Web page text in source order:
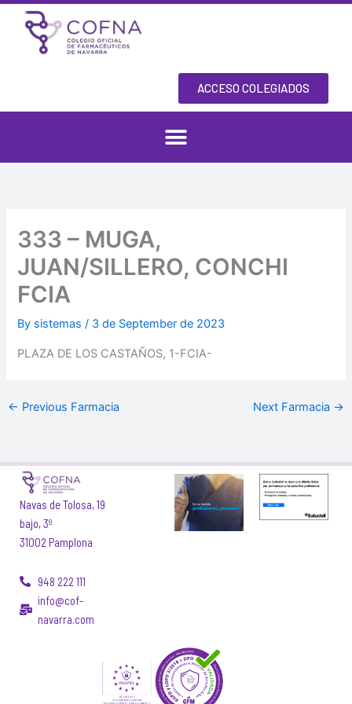
Skip
content
ACCESO COLEGIADOS
333 – MUGA,
JUAN/SILLERO, CONCHI
FCIA
By sistemas/ 3 de September de 2023
PLAZA DE LOS CASTAÑOS, 1-FCIA-
← Previous Farmacia Next Farmacia →
Navas de Tolosa, 19
bajo, 3º
31002 Pamplona
948 222 111
info@cof-
navarra.com